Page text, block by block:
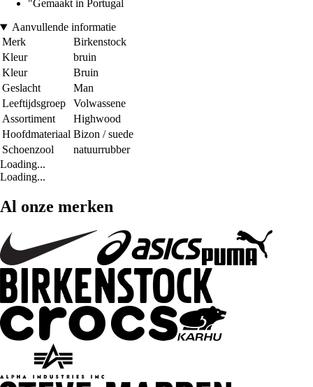
"Gemaakt in Portugal
Aanvullende informatie
Merk
Birkenstock
Kleur
bruin
Kleur
Bruin
Geslacht
Man
Leeftijdsgroep
Volwassene
Assortiment
Highwood
Hoofdmateriaal Bizon / suede
Schoenzool
natuurrubber
Loading...
Loading...
Al onze merken